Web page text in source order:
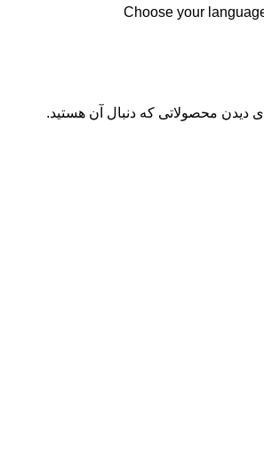
دیدن محصولاتی که دنبال آن هستید.